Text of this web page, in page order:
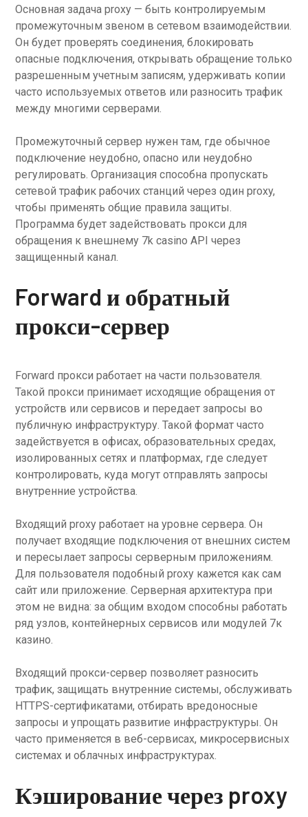
Основная задача proxy — быть контролируемым
промежуточным звеном в сетевом взаимодействии.
Он будет проверять соединения, блокировать
опасные подключения, открывать обращение только
разрешенным учетным записям, удерживать копии
часто используемых ответов или разносить трафик
между многими серверами.
Промежуточный сервер нужен там, где обычное
подключение неудобно, опасно или неудобно
регулировать. Организация способна пропускать
сетевой трафик рабочих станций через один proxy,
чтобы применять общие правила защиты.
Программа будет задействовать прокси для
обращения к внешнему 7k casino API через
защищенный канал.
Forward и обратный
прокси-сервер
Forward прокси работает на части пользователя.
Такой прокси принимает исходящие обращения от
устройств или сервисов и передает запросы во
публичную инфраструктуру. Такой формат часто
задействуется в офисах, образовательных средах,
изолированных сетях и платформах, где следует
контролировать, куда могут отправлять запросы
внутренние устройства.
Входящий proxy работает на уровне сервера. Он
получает входящие подключения от внешних систем
и пересылает запросы серверным приложениям.
Для пользователя подобный proxy кажется как сам
сайт или приложение. Серверная архитектура при
этом не видна: за общим входом способны работать
ряд узлов, контейнерных сервисов или модулей 7к
казино.
Входящий прокси-сервер позволяет разносить
трафик, защищать внутренние системы, обслуживать
HTTPS-сертификатами, отбирать вредоносные
запросы и упрощать развитие инфраструктуры. Он
часто применяется в веб-сервисах, микросервисных
системах и облачных инфраструктурах.
Кэширование через proxy